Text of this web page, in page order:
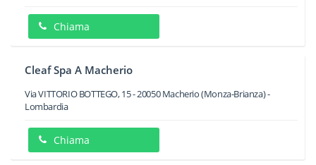
Chiama
Cleaf Spa A Macherio
Via VITTORIO BOTTEGO, 15-20050 Macherio(Monza-Brianza) -
Lombardia
Chiama